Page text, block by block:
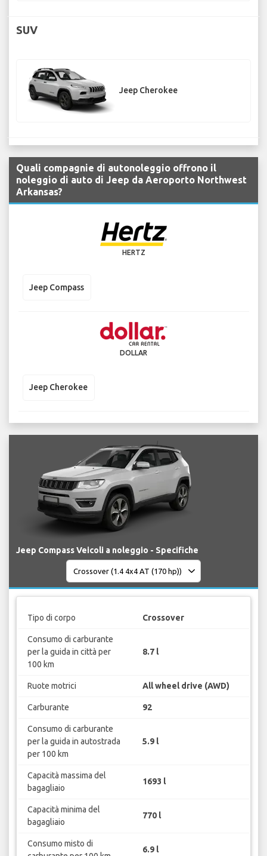
SUV
Jeep Cherokee
Quali compagnie di autonoleggio offrono il
noleggio di auto di Jeep da Aeroporto Northwest
Arkansas?
HERTZ
Jeep Compass
DOLLAR
Jeep Cherokee
Jeep Compass Veicoli a noleggio - Specifiche
Tipo di corpo Crossover
Consumo di carburante
per la guida in città per
100 km
8.7 l
Ruote motrici All wheel drive (AWD)
Carburante 92
Consumo di carburante
per la guida in autostrada
per 100 km
5.9 l
Capacità massima del
bagagliaio
1693 l
Capacità minima del
bagagliaio
770 l
Consumo misto di
6.9 l